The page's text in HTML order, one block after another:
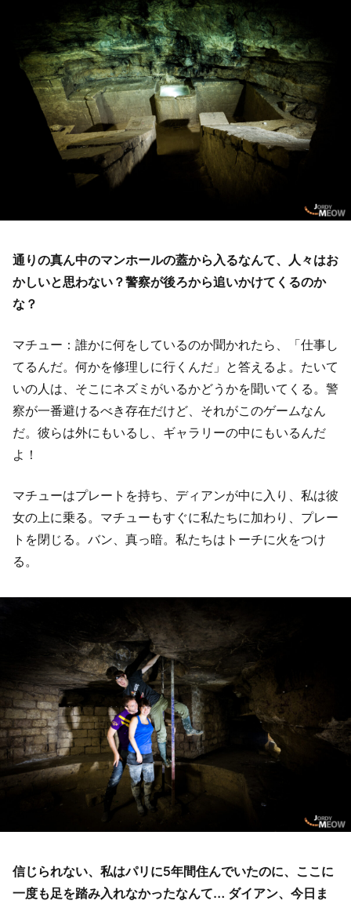
通りの真ん中のマンホールの蓋から入るなんて、人々はお
かしいと思わない？警察が後ろから追いかけてくるのか
な？
マチュー：誰かに何をしているのか聞かれたら、「仕事し
てるんだ。何かを修理しに行くんだ」と答えるよ。たいて
いの人は、そこにネズミがいるかどうかを聞いてくる。警
察が一番避けるべき存在だけど、それがこのゲームなん
だ。彼らは外にもいるし、ギャラリーの中にもいるんだ
よ！
マチューはプレートを持ち、ディアンが中に入り、私は彼
女の上に乗る。マチューもすぐに私たちに加わり、プレー
トを閉じる。バン、真っ暗。私たちはトーチに火をつけ
る。
信じられない、私はパリに5年間住んでいたのに、ここに
一度も足を踏み入れなかったなんて… ダイアン、今日ま